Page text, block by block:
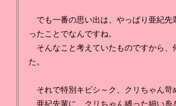
でも一番の思い出は、やっぱり亜紀先
ったことでなんですね。
そんなこと考えていたものですから、
た。
それで特別キビシ～ク、クリちゃん苛
亜紀先輩に、クリちゃん縛った細い糸